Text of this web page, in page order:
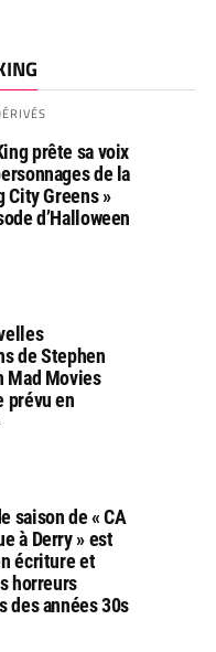
prête sa voix
de la
City Greens »
d’Halloween
de Stephen
Mad Movies
prévu en
saison de « CA
à Derry » est
écriture et
horreurs
des années 30s